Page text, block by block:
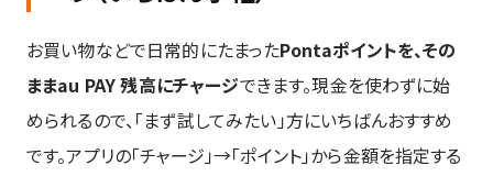
お買い物などで日常的にたまったPontaポイントを、その
ままau PAY 残高にチャージできます。現金を使わずに始
められるので、「まず試してみたい」方にいちばんおすすめ
です。アプリの「チャージ」→「ポイント」から金額を指定する